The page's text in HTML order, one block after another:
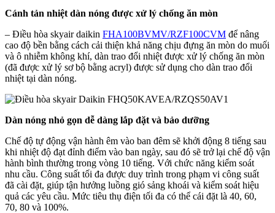
Cánh tản nhiệt dàn nóng được xử lý chống ăn mòn
– Điều hòa skyair daikin FHA100BVMV/RZF100CVM để nâng
cao độ bền bằng cách cải thiện khả năng chịu đựng ăn mòn do muối
và ô nhiễm không khí, dàn trao đổi nhiệt được xử lý chống ăn mòn
(đã được xử lý sơ bộ bằng acryl) được sử dụng cho dàn trao đổi
nhiệt tại dàn nóng.
Dàn nóng nhỏ gọn dễ dàng lắp đặt và bảo dưỡng
Chế độ tự động vận hành êm vào ban đêm sẽ khởi động 8 tiếng sau
khi nhiệt độ đạt đỉnh điểm vào ban ngày, sau đó sẽ trở lại chế độ vận
hành bình thường trong vòng 10 tiếng. Với chức năng kiểm soát
nhu cầu. Công suất tối đa được duy trình trong phạm vi công suất
đã cài đặt, giúp tận hưởng luồng gió sảng khoái và kiểm soát hiệu
quả các yêu cầu. Mức tiêu thụ điện tối đa có thể cái đặt là 40, 60,
70, 80 và 100%.